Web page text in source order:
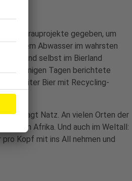
Brauprojekte gegeben, um
Abwasser im wahrsten
Und selbst im Bierland
wenigen Tagen berichtete
Hektoliter Bier mit Recycling-
neu", sagt Natz. An vielen Orten der
in Afrika. Und auch im Weltall:
Kopf mit ins All nehmen und